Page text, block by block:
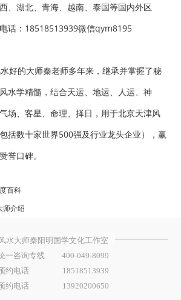
、湖北、青海、越南、泰国等国内外区
话：18518513939微信qym8195
好的大师秦老师多年来，继承并掌握了秘
水学精髓，结合天运、地运、人运、神
场、客星、命理、择日，用于北京天津风
括数十家世界500强及行业龙头企业），赢
誉口碑。
百科
师介绍
水大师秦阳明国学文化工作室
一咨询专线
400-049-8099
约电话
18518513939
约电话
13920200650